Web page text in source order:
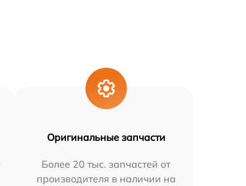
Оригинальные запчасти
Более 20 тыс. запчастей от
производителя в наличии на